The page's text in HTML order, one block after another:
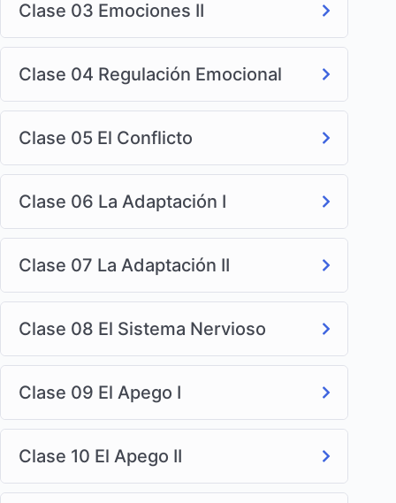
Clase 03 Emociones II
Clase 04 Regulación Emocional
Clase 05 El Conflicto
Clase 06 La Adaptación I
Clase 07 La Adaptación II
Clase 08 El Sistema Nervioso
Clase 09 El Apego I
Clase 10 El Apego II